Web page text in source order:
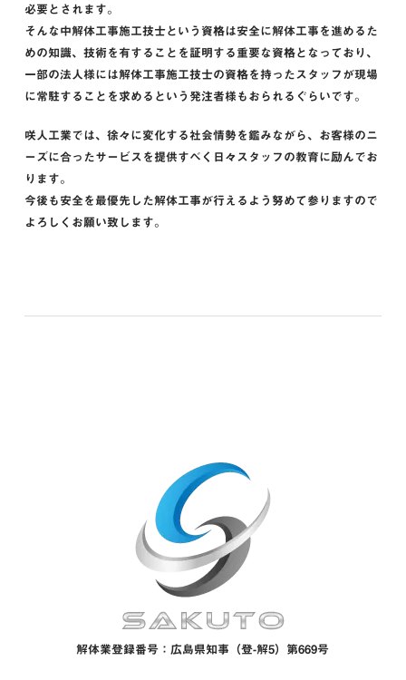
必要とされます。
そんな中解体工事施工技士という資格は安全に解体工事を進めるた
めの知識、技術を有することを証明する重要な資格となっており、
一部の法人様には解体工事施工技士の資格を持ったスタッフが現場
に常駐することを求めるという発注者様もおられるぐらいです。
咲人工業では、徐々に変化する社会情勢を鑑みながら、お客様のニ
ーズに合ったサービスを提供すべく日々スタッフの教育に励んでお
ります。
今後も安全を最優先した解体工事が行えるよう努めて参りますので
よろしくお願い致します。
解体業登録番号：広島県知事（登-解5）第669号